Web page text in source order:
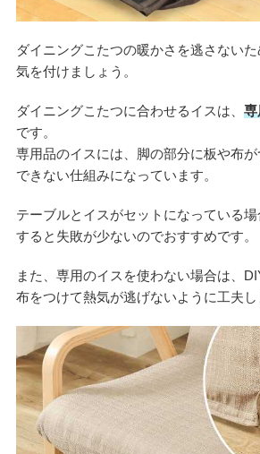
ダイニングこたつの暖かさを逃さない
気を付けましょう。
ダイニングこたつに合わせるイスは、 専
です。
専用品のイスには、脚の部分に板や布
できない仕組みになっています。
テーブルとイスがセットになっている
すると失敗が少ないのでおすすめです。
また、専用のイスを使わない場合は、
布をつけて熱気が逃げないように工夫し